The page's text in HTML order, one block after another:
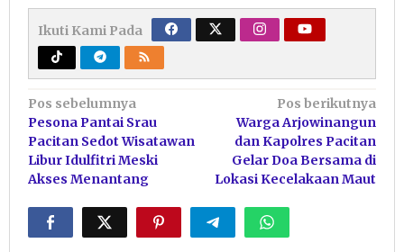
Ikuti Kami Pada
Navigasi
pos
Pos sebelumnya
Pesona Pantai Srau
Pacitan Sedot Wisatawan
Libur Idulfitri Meski
Akses Menantang
Pos berikutnya
Warga Arjowinangun
dan Kapolres Pacitan
Gelar Doa Bersama di
Lokasi Kecelakaan Maut